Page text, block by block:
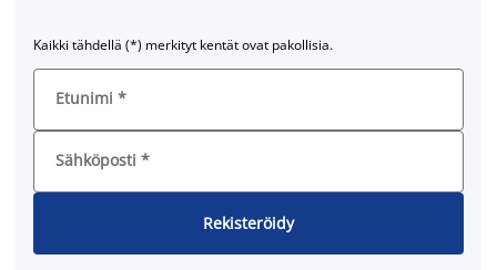
Kaikki tähdellä (*) merkityt kentät ovat pakollisia.
Etunimi *
Sähköposti *
Rekisteröidy